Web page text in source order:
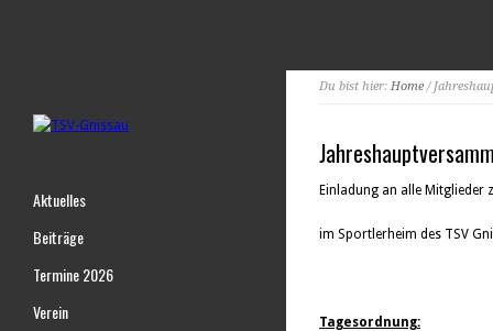
Du bist hier: Home/
Einladung an alle Mitglieder
im Sportlerheim des TSV
Tagesordnung:
Aktuelles
Beiträge
Termine 2026
Verein